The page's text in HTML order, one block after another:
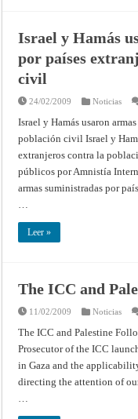
Israel y Hamás
por países
civil
24/02/2009 Noticias
Israel y Hamás usaron
población civil Israel y
extranjeros contra la
públicos por Amnistía
armas suministradas por
Leer »
The ICC and
11/02/2009 Noticias
The ICC and Palestine
Prosecutor of the ICC
in Gaza and the
directing the attention of